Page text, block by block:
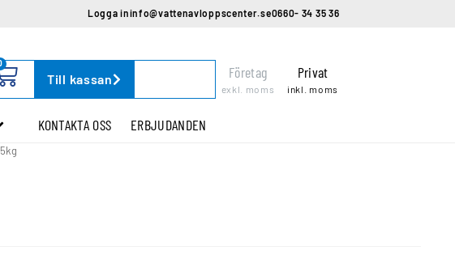
Logga ininfo@vattenavloppscenter.se0660- 34 35 36
Till kassan Företag
exkl. moms
Privat
inkl. moms
KONTAKTA OSS ERBJUDANDEN